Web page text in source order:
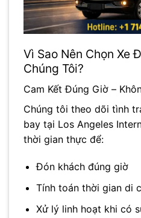
Vì Sao Nên Chọn Xe
Chúng Tôi?
Cam Kết Đúng Giờ –
Chúng tôi theo dõi tình
bay tại Los Angeles
thời gian thực để:
Đón khách đúng giờ
Tính toán thời gian di
Xử lý linh hoạt khi có